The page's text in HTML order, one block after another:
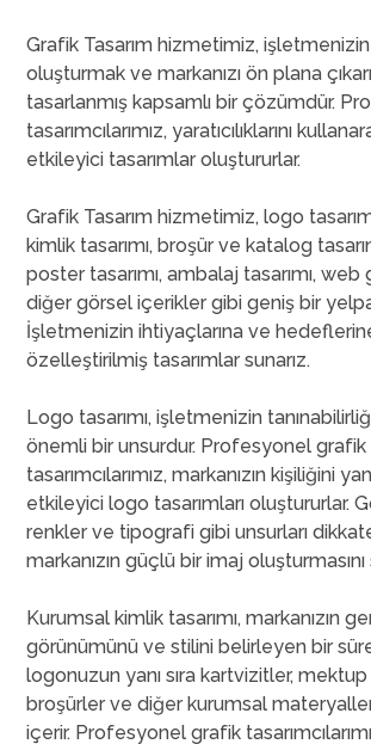
Grafik Tasarım hizmetimiz,
oluşturmak ve markanızı ön plana
tasarlanmış kapsamlı bir çözümdür.
tasarımcılarımız, yaratıcılıklarını
etkileyici tasarımlar oluştururlar.
Grafik Tasarım hizmetimiz, logo
kimlik tasarımı, broşür ve katalog
poster tasarımı, ambalaj tasarımı,
diğer görsel içerikler gibi geniş bir
İşletmenizin ihtiyaçlarına ve
özelleştirilmiş tasarımlar sunarız.
Logo tasarımı, işletmenizin
önemli bir unsurdur. Profesyonel grafik
tasarımcılarımız, markanızın kişiliğini
etkileyici logo tasarımları oluştururlar.
renkler ve tipografi gibi unsurları
markanızın güçlü bir imaj oluşturmasını
Kurumsal kimlik tasarımı, markanızın
görünümünü ve stilini belirleyen bir
logonuzun yanı sıra kartvizitler, mektup
broşürler ve diğer kurumsal materyaller
içerir. Profesyonel grafik